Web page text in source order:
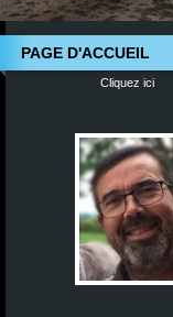
PAGE D'ACCUEIL
Cliquez ici